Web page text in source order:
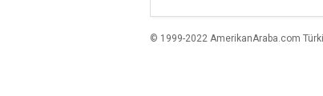
© 1999-2022 AmerikanAraba.com